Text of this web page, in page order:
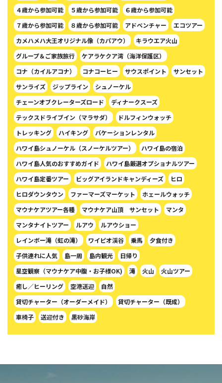
４歳から参加可能 ５歳から参加可能
６歳から参加可能
７歳から参加可能
８歳から参加可能 アドベンチャー
エコツアー
カメハメハ大王オリジナル像（カパアウ）
キラウエア火山
グループ＆ご家族旅行
ケアラケクア湾（海洋保護区）
コナ（カイルアコナ）
コナコーヒー サウスポイント
サンセット
サンライズ
ジップライン
シュノーケル
チェーンオブクレーターズロード
ディナークスーズ
テックスドライブイン（マラサダ）
ドルフィンウォッチ
トレッキング
ハイキング
バケーションレンタル
ハワイ島シュノーケル（スノーケルツアー）
ハワイ島の宿泊
ハワイ島人気のおすすめガイド
ハワイ島厳選オプショナルツアー
ハワイ島定番ツアー
ビッグアイランドキャンディーズ
ヒロ
ヒロダウンタウン
ファーマーズマーケット
ホェールウォッチ
マウナケアツアー各種
マウナケア山頂 サンセット
マンタ
マンタナイトツアー
ルアウ
ルアウショー
レインボー滝（虹の滝）
ワイピオ渓谷 乗馬
夕食付き
子供連れに人気
島一周 島内観光
日帰り
星空観察（マウナケア中腹・お子様OK)
滝 火山
火山ツアー
癒し／ヒーリング
空港送迎
自然
貸切チャーター（オーダーメイド）
貸切チャーター（既成）
車椅子
送迎付き 黒砂海岸